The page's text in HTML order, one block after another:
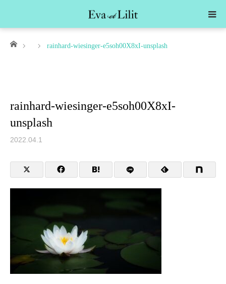
ホーム rainhard-wiesinger-e5soh00X8xI-unsplash
rainhard-wiesinger-e5soh00X8xI-
unsplash
2022.04.1